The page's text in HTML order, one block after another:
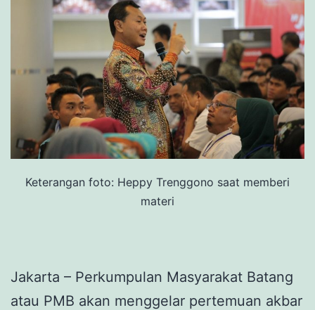
Keterangan foto: Heppy Trenggono saat memberi
materi
Jakarta – Perkumpulan Masyarakat Batang
atau PMB akan menggelar pertemuan akbar